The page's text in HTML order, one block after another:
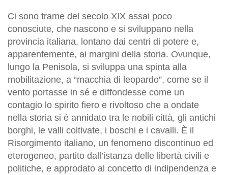
Ci sono trame del secolo XIX assai poco
conosciute, che nascono e si sviluppano nella
provincia italiana, lontano dai centri di potere e,
apparentemente, ai margini della storia. Ovunque,
lungo la Penisola, si sviluppa una spinta alla
mobilitazione, a “macchia di leopardo”, come se il
vento portasse in sé e diffondesse come un
contagio lo spirito fiero e rivoltoso che a ondate
nella storia si è annidato tra le nobili città, gli antichi
borghi, le valli coltivate, i boschi e i cavalli. È il
Risorgimento italiano, un fenomeno discontinuo ed
eterogeneo, partito dall’istanza delle libertà civili e
politiche, e approdato al concetto di indipendenza e